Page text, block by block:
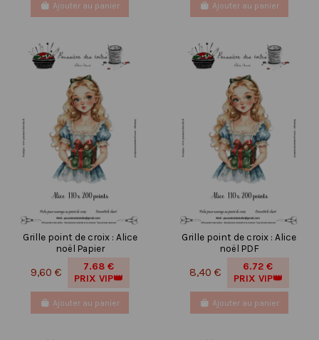
Ajouter au panier Ajouter au panier
Grille point de croix : Alice
noël Papier
9,60 €
7.68 €
PRIX VIP👑
Ajouter au panier
Grille point de croix : Alice
noël PDF
8,40 €
6.72 €
PRIX VIP👑
Ajouter au panier